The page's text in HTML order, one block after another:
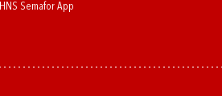
HNS Semafor App